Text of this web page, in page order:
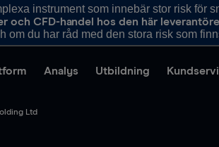
instrument som innebär stor risk för
och CFD-handel hos den här
om du har råd med den stora risk som
Analys Utbildning
Ltd